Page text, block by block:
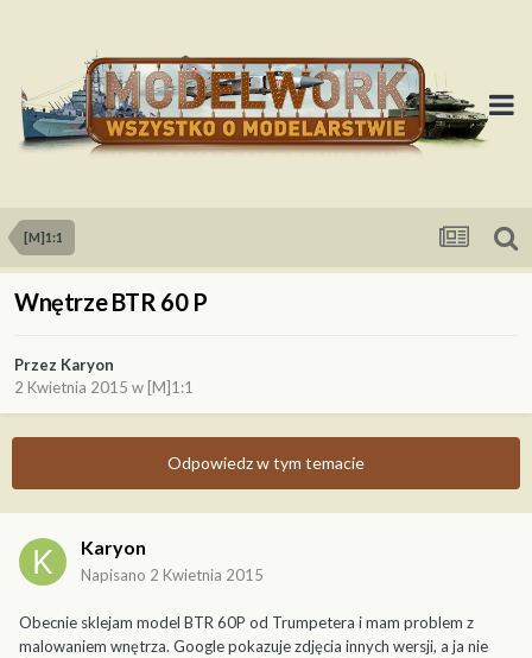
[M]1:1
Wnętrze BTR 60 P
Przez Karyon
2 Kwietnia 2015 w [M]1:1
Odpowiedz w tym temacie
Karyon
Napisano 2 Kwietnia 2015
Obecnie sklejam model BTR 60P od Trumpetera i mam problem z
malowaniem wnętrza. Google pokazuje zdjęcia innych wersji, a ja nie